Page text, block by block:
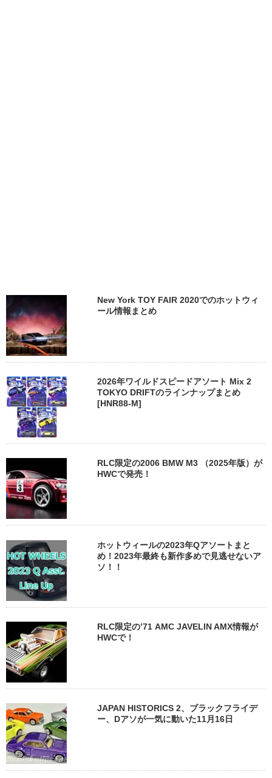
New York TOY FAIR 2020でのホットウィ
ール情報まとめ
2026年ワイルドスピードアソート Mix 2
TOKYO DRIFTのラインナップまとめ
[HNR88-M]
RLC限定の2006 BMW M3 （2025年版）が
HWCで発売！
ホットウィールの2023年Qアソートまと
め！2023年最終も新作多めで見逃せないア
ソ！！
RLC限定の’71 AMC JAVELIN AMX情報が
HWCで！
JAPAN HISTORICS 2、ブラックフライデ
ー、Dアソが一気に動いた11月16日